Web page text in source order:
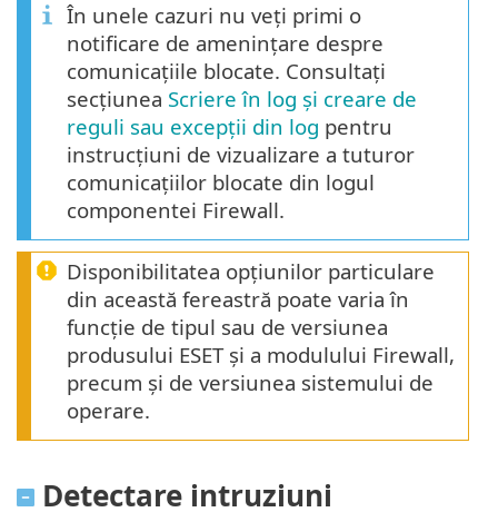
În unele cazuri nu veți primi o
notificare de amenințare despre
comunicațiile blocate. Consultați
secțiunea Scriere în log și creare de
reguli sau excepții din log pentru
instrucțiuni de vizualizare a tuturor
comunicațiilor blocate din logul
componentei Firewall.
Disponibilitatea opțiunilor particulare
din această fereastră poate varia în
funcție de tipul sau de versiunea
produsului ESET și a modulului Firewall,
precum și de versiunea sistemului de
operare.
Detectare intruziuni